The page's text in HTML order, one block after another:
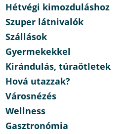
Hétvégi kimozduláshoz
Szuper látnivalók
Szállások
Gyermekekkel
Kirándulás, túraötletek
Hová utazzak?
Városnézés
Wellness
Gasztronómia